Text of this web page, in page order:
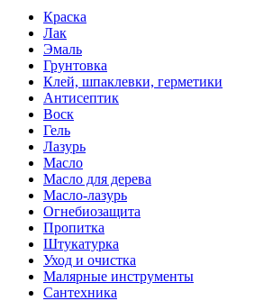
Краска
Лак
Эмаль
Грунтовка
Клей, шпаклевки, герметики
Антисептик
Воск
Гель
Лазурь
Масло
Масло для дерева
Масло-лазурь
Огнебиозащита
Пропитка
Штукатурка
Уход и очистка
Малярные инструменты
Сантехника